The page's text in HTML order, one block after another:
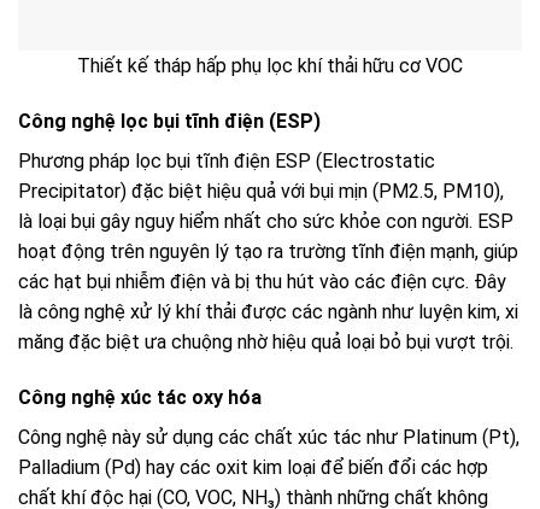
Thiết kế tháp hấp phụ lọc khí thải hữu cơ VOC
Công nghệ lọc bụi tĩnh điện (ESP)
Phương pháp lọc bụi tĩnh điện ESP (Electrostatic
Precipitator) đặc biệt hiệu quả với bụi mịn (PM2.5, PM10),
là loại bụi gây nguy hiểm nhất cho sức khỏe con người. ESP
hoạt động trên nguyên lý tạo ra trường tĩnh điện mạnh, giúp
các hạt bụi nhiễm điện và bị thu hút vào các điện cực. Đây
là công nghệ xử lý khí thải được các ngành như luyện kim, xi
măng đặc biệt ưa chuộng nhờ hiệu quả loại bỏ bụi vượt trội.
Công nghệ xúc tác oxy hóa
Công nghệ này sử dụng các chất xúc tác như Platinum (Pt),
Palladium (Pd) hay các oxit kim loại để biến đổi các hợp
chất khí độc hại (CO, VOC, NH₃) thành những chất không